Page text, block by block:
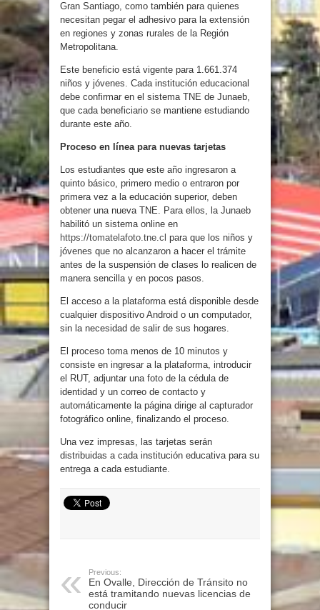
Gran Santiago, como también para quienes
necesitan pegar el adhesivo para la extensión
en regiones y zonas rurales de la Región
Metropolitana.
Este beneficio está vigente para 1.661.374
niños y jóvenes. Cada institución educacional
debe confirmar en el sistema TNE de Junaeb,
que cada beneficiario se mantiene estudiando
durante este año.
Proceso en línea para nuevas tarjetas
Los estudiantes que este año ingresaron a
quinto básico, primero medio o entraron por
primera vez a la educación superior, deben
obtener una nueva TNE. Para ellos, la Junaeb
habilitó un sistema online en
https://tomatelafoto.tne.cl para que los niños y
jóvenes que no alcanzaron a hacer el trámite
antes de la suspensión de clases lo realicen de
manera sencilla y en pocos pasos.
El acceso a la plataforma está disponible desde
cualquier dispositivo Android o un computador,
sin la necesidad de salir de sus hogares.
El proceso toma menos de 10 minutos y
consiste en ingresar a la plataforma, introducir
el RUT, adjuntar una foto de la cédula de
identidad y un correo de contacto y
automáticamente la página dirige al capturador
fotográfico online, finalizando el proceso.
Una vez impresas, las tarjetas serán
distribuidas a cada institución educativa para su
entrega a cada estudiante.
Previous:
En Ovalle, Dirección de Tránsito no
está tramitando nuevas licencias de
conducir